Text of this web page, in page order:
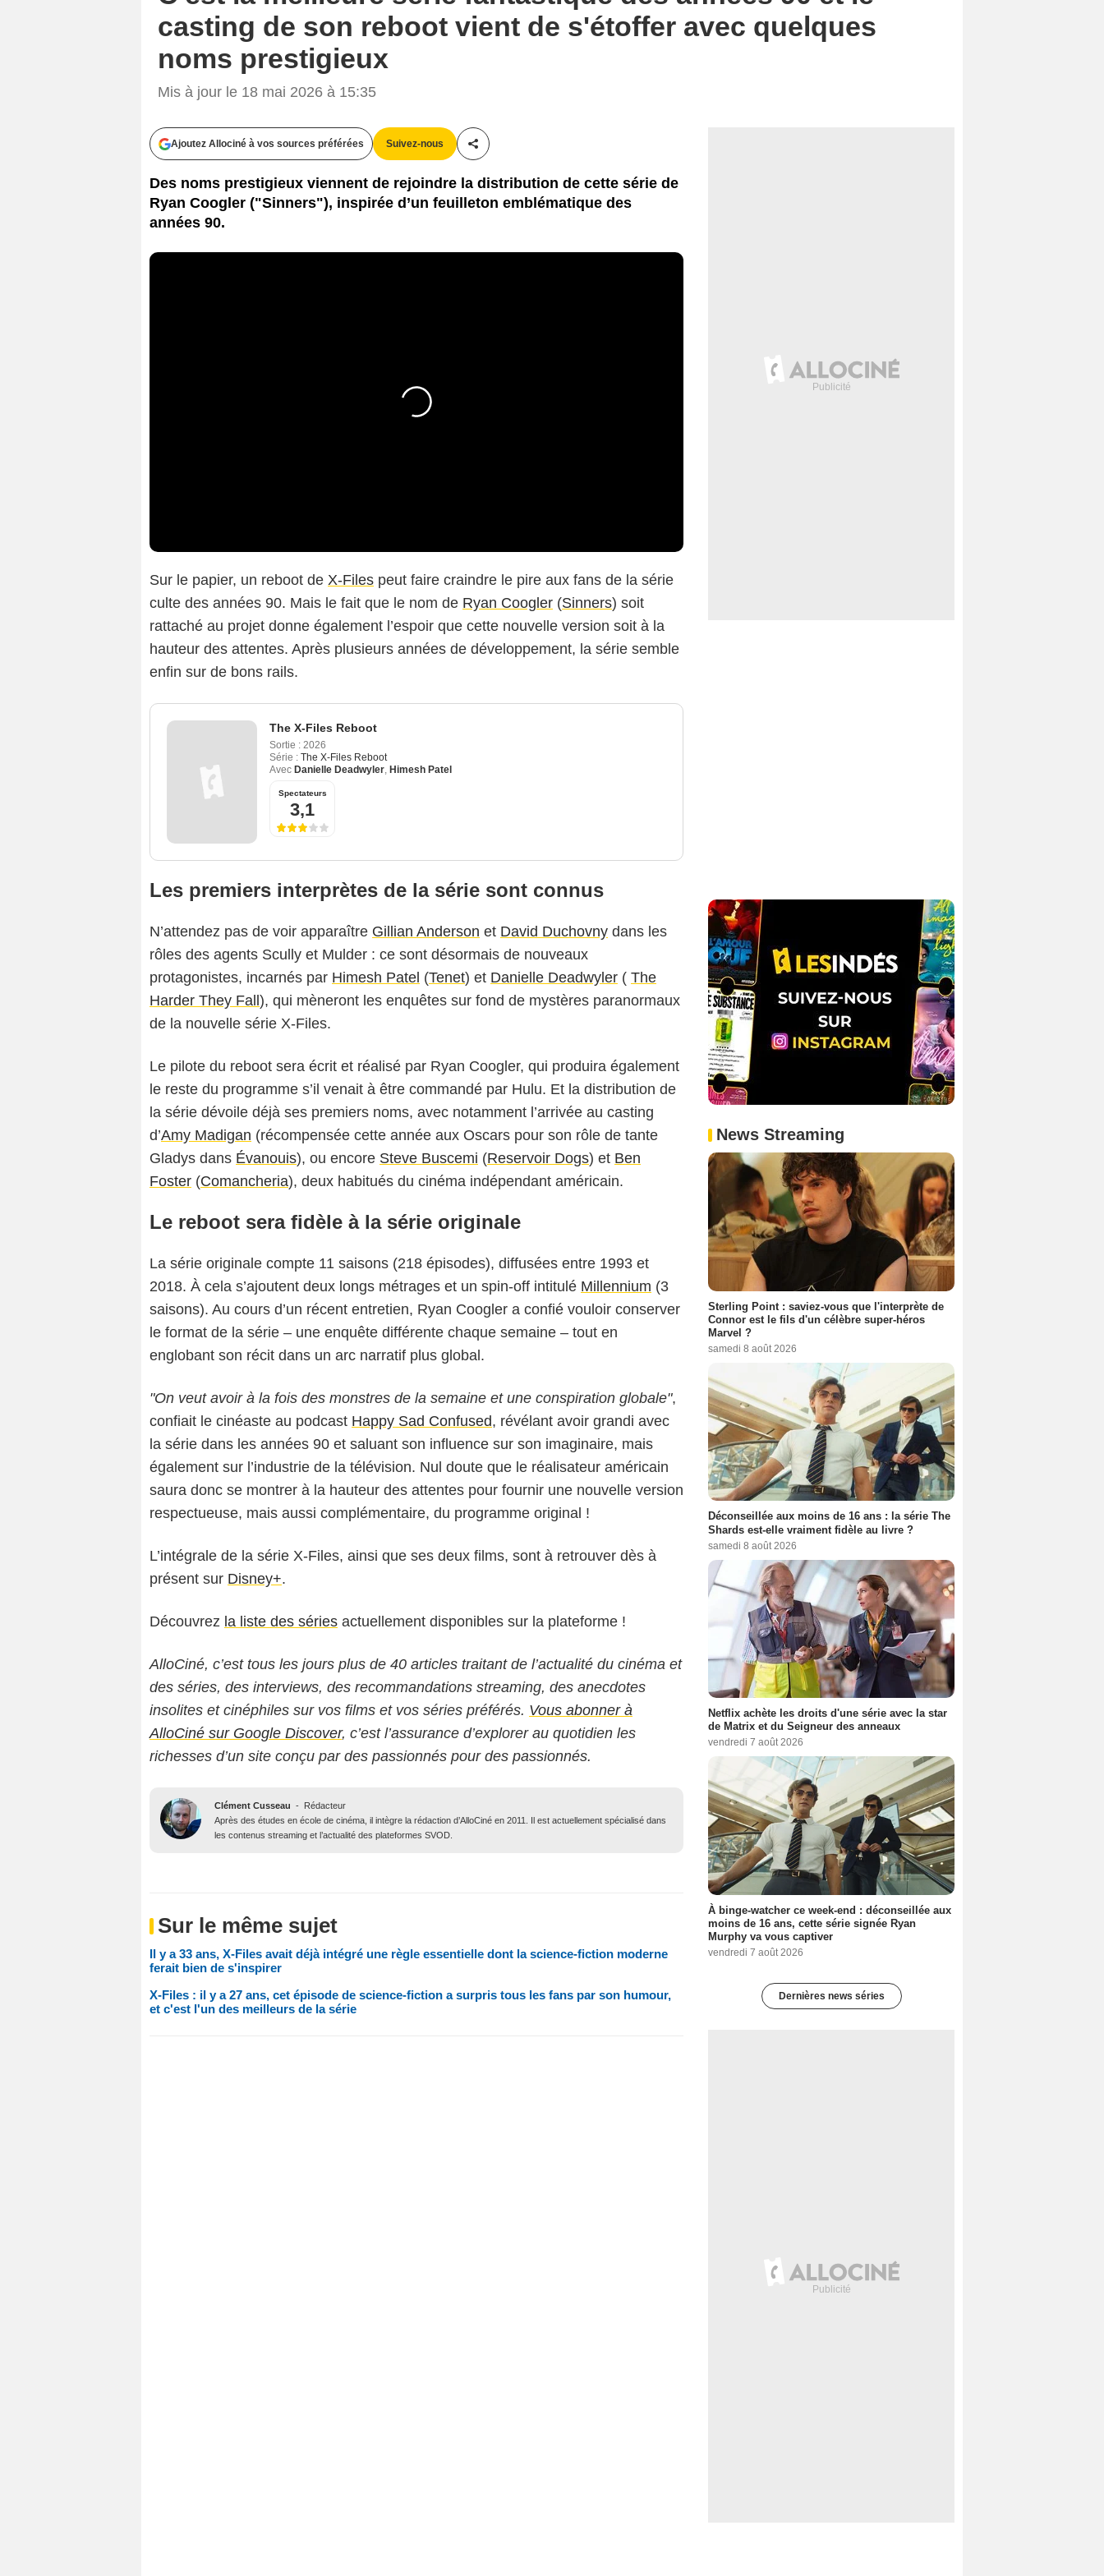
casting de son reboot vient de s'étoffer avec quelques
noms prestigieux
Mis à jour le 18 mai 2026 à 15:35
Ajoutez Allociné à vos sources préférées Suivez-nous
Partager cet article
Des noms prestigieux viennent de rejoindre la distribution de cette série de
Ryan Coogler ("Sinners"), inspirée d’un feuilleton emblématique des
années 90.
Sur le papier, un reboot de X-Files peut faire craindre le pire aux fans de la série
culte des années 90. Mais le fait que le nom de Ryan Coogler (Sinners) soit
rattaché au projet donne également l’espoir que cette nouvelle version soit à la
hauteur des attentes. Après plusieurs années de développement, la série semble
enfin sur de bons rails.
The X-Files Reboot
Sortie : 2026
Série : The X-Files Reboot
Avec Danielle Deadwyler, Himesh Patel
Spectateurs
3,1
Les premiers interprètes de la série sont connus
N’attendez pas de voir apparaître Gillian Anderson et David Duchovny dans les
rôles des agents Scully et Mulder : ce sont désormais de nouveaux
protagonistes, incarnés par Himesh Patel (Tenet) et Danielle Deadwyler ( The
Harder They Fall ), qui mèneront les enquêtes sur fond de mystères paranormaux
de la nouvelle série X-Files.
Le pilote du reboot sera écrit et réalisé par Ryan Coogler, qui produira également
le reste du programme s’il venait à être commandé par Hulu. Et la distribution de
la série dévoile déjà ses premiers noms, avec notamment l’arrivée au casting
d’Amy Madigan (récompensée cette année aux Oscars pour son rôle de tante
Gladys dans Évanouis), ou encore Steve Buscemi (Reservoir Dogs) et Ben
Foster (Comancheria), deux habitués du cinéma indépendant américain.
Le reboot sera fidèle à la série originale
La série originale compte 11 saisons (218 épisodes), diffusées entre 1993 et
2018. À cela s’ajoutent deux longs métrages et un spin-off intitulé Millennium (3
saisons). Au cours d’un récent entretien, Ryan Coogler a confié vouloir conserver
le format de la série – une enquête différente chaque semaine – tout en
englobant son récit dans un arc narratif plus global.
"On veut avoir à la fois des monstres de la semaine et une conspiration globale",
confiait le cinéaste au podcast Happy Sad Confused, révélant avoir grandi avec
la série dans les années 90 et saluant son influence sur son imaginaire, mais
également sur l’industrie de la télévision. Nul doute que le réalisateur américain
saura donc se montrer à la hauteur des attentes pour fournir une nouvelle version
respectueuse, mais aussi complémentaire, du programme original !
L’intégrale de la série X-Files, ainsi que ses deux films, sont à retrouver dès à
présent sur Disney+.
Découvrez la liste des séries actuellement disponibles sur la plateforme !
AlloCiné, c’est tous les jours plus de 40 articles traitant de l’actualité du cinéma et
des séries, des interviews, des recommandations streaming, des anecdotes
insolites et cinéphiles sur vos films et vos séries préférés. Vous abonner à
AlloCiné sur Google Discover, c’est l’assurance d’explorer au quotidien les
richesses d’un site conçu par des passionnés pour des passionnés.
Clément Cusseau -
Rédacteur
Après des études en école de cinéma, il intègre la rédaction d’AlloCiné en 2011. Il est actuellement spécialisé dans
les contenus streaming et l’actualité des plateformes SVOD.
Sur le même sujet
Il y a 33 ans, X-Files avait déjà intégré une règle essentielle dont la science-fiction moderne
ferait bien de s'inspirer
X-Files : il y a 27 ans, cet épisode de science-fiction a surpris tous les fans par son humour,
et c'est l'un des meilleurs de la série
News Streaming
Sterling Point : saviez-vous que l'interprète de
Connor est le fils d'un célèbre super-héros
Marvel ?
samedi 8 août 2026
Déconseillée aux moins de 16 ans : la série The
Shards est-elle vraiment fidèle au livre ?
samedi 8 août 2026
Netflix achète les droits d'une série avec la star
de Matrix et du Seigneur des anneaux
vendredi 7 août 2026
À binge-watcher ce week-end : déconseillée aux
moins de 16 ans, cette série signée Ryan
Murphy va vous captiver
vendredi 7 août 2026
Dernières news séries